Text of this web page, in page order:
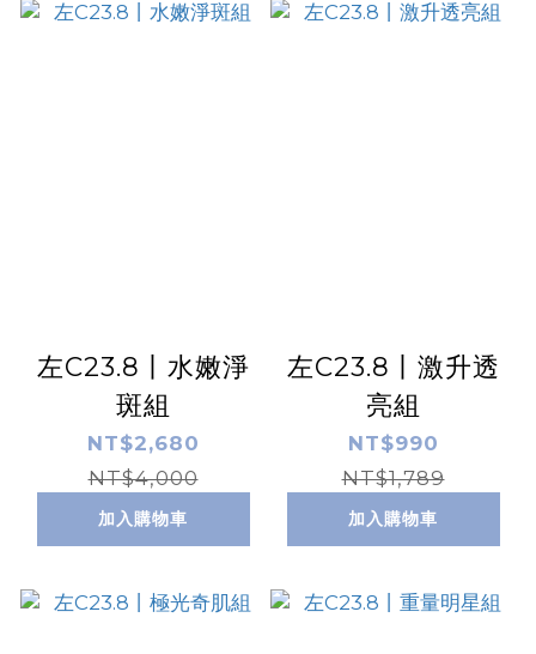
左C23.8丨水嫩淨
斑組
NT$2,680
NT$4,000
加入購物車
左C23.8丨激升透
亮組
NT$990
NT$1,789
加入購物車